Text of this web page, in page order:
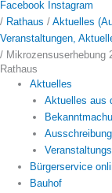
Facebook Instagram
/ Rathaus / Aktuelles
Veranstaltungen,
/ Mikrozensuserhebung
Rathaus
Aktuelles
Aktuelles aus
Bürgerservice
Bauhof